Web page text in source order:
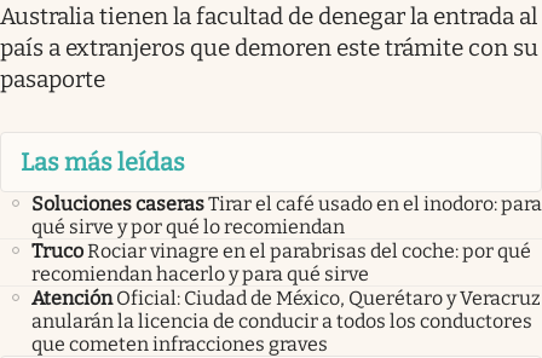
Australia tienen la facultad de denegar la entrada al
país a extranjeros que demoren este trámite con su
pasaporte
Las más leídas
Soluciones caserasTirar el café usado en el inodoro: para
qué sirve y por qué lo recomiendan
TrucoRociar vinagre en el parabrisas del coche: por qué
recomiendan hacerlo y para qué sirve
Atención Oficial: Ciudad de México, Querétaro y Veracruz
anularán la licencia de conducir a todos los conductores
que cometen infracciones graves